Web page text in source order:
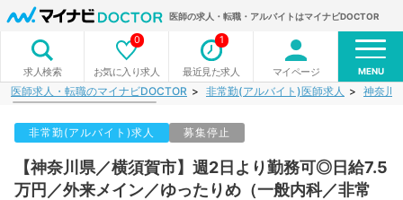
医師の求人・転職・アルバイトはマイナビDOCTOR
求人検索 お気に入り求人
0
最近見た求人
1
マイページ MENU
医師求人・転職のマイナビDOCTOR 非常勤(アルバイト)医師求人 神奈川
非常勤(アルバイト)求人 募集停止
【神奈川県／横須賀市】週2日より勤務可◎日給7.5
万円／外来メイン／ゆったりめ（一般内科／非常